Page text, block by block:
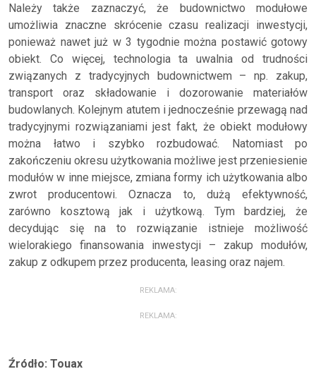
Należy także zaznaczyć, że budownictwo modułowe
umożliwia znaczne skrócenie czasu realizacji inwestycji,
ponieważ nawet już w 3 tygodnie można postawić gotowy
obiekt. Co więcej, technologia ta uwalnia od trudności
związanych z tradycyjnych budownictwem – np. zakup,
transport oraz składowanie i dozorowanie materiałów
budowlanych. Kolejnym atutem i jednocześnie przewagą nad
tradycyjnymi rozwiązaniami jest fakt, że obiekt modułowy
można łatwo i szybko rozbudować. Natomiast po
zakończeniu okresu użytkowania możliwe jest przeniesienie
modułów w inne miejsce, zmiana formy ich użytkowania albo
zwrot producentowi. Oznacza to, dużą efektywność,
zarówno kosztową jak i użytkową. Tym bardziej, że
decydując się na to rozwiązanie istnieje możliwość
wielorakiego finansowania inwestycji – zakup modułów,
zakup z odkupem przez producenta, leasing oraz najem.
REKLAMA:
REKLAMA:
Źródło: Touax